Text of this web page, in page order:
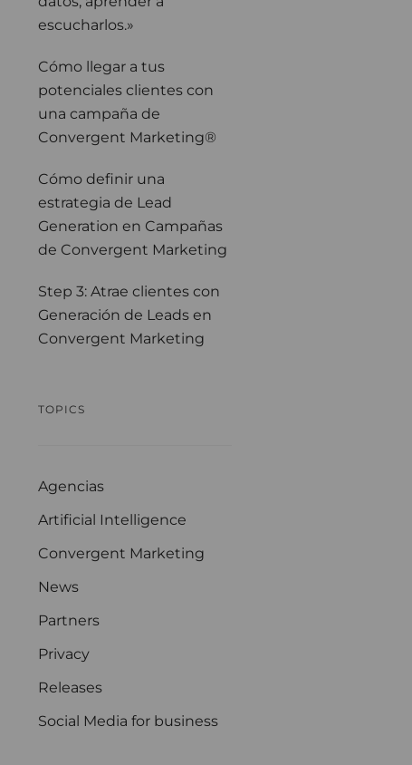
escucharlos.»
Cómo llegar a tus
potenciales clientes con
una campaña de
Convergent Marketing®
Cómo definir una
estrategia de Lead
Generation en Campañas
de Convergent Marketing
Step 3: Atrae clientes con
Generación de Leads en
Convergent Marketing
TOPICS
Agencias
Artificial Intelligence
Convergent Marketing
News
Partners
Privacy
Releases
Social Media for business